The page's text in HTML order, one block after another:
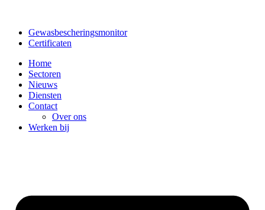
Gewasbescheringsmonitor
Certificaten
Home
Sectoren
Nieuws
Diensten
Contact
Over ons
Werken bij